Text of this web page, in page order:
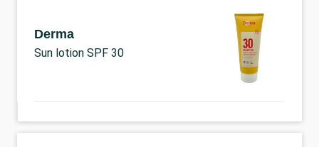
Derma
Sun lotion SPF 30